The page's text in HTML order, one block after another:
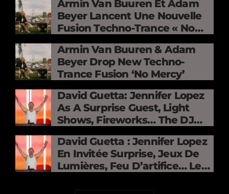
Armin Van Buuren Et Adam
Beyer Lancent Une Nouvelle
Fusion Techno-Trance « No
Mercy »
Armin Van Buuren & Adam
Beyer Drop New Techno-
Trance Fusion ‘No Mercy’
David Guetta: Jennifer Lopez
As A Surprise Guest, Light
Shows, Fireworks… The DJ
Electrifies The Stade De
France
David Guetta : Jennifer Lopez
En Invitée Surprise, Jeux De
Lumières, Feu D’artifice… Le